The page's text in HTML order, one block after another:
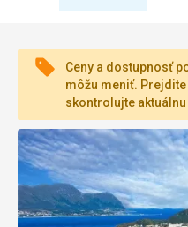
Ceny a dostupnosť
môžu meniť.
skontrolujte